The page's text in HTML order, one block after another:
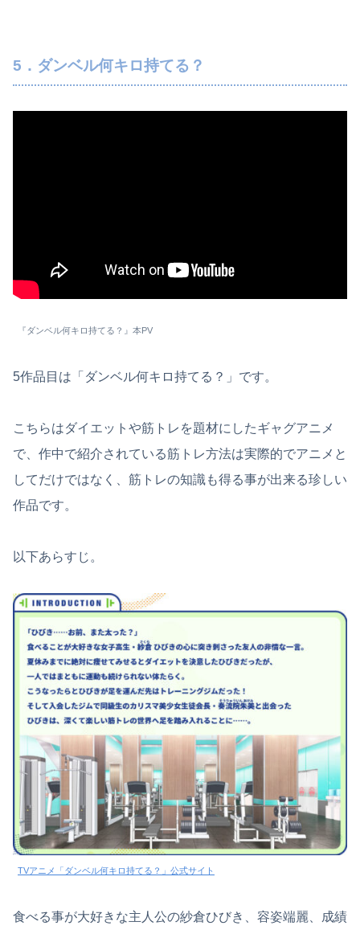
5．ダンベル何キロ持てる？
『ダンベル何キロ持てる？』本PV
5作品目は「ダンベル何キロ持てる？」です。
こちらはダイエットや筋トレを題材にしたギャグアニメ
で、作中で紹介されている筋トレ方法は実際的でアニメと
してだけではなく、筋トレの知識も得る事が出来る珍しい
作品です。
以下あらすじ。
TVアニメ「ダンベル何キロ持てる？」公式サイト
食べる事が大好きな主人公の紗倉ひびき、容姿端麗、成績